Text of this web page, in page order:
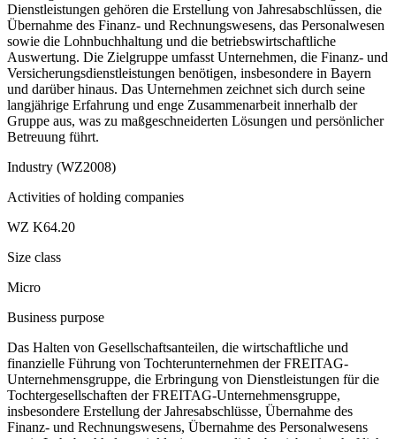
Dienstleistungen gehören die Erstellung von Jahresabschlüssen, die
Übernahme des Finanz- und Rechnungswesens, das Personalwesen
sowie die Lohnbuchhaltung und die betriebswirtschaftliche
Auswertung. Die Zielgruppe umfasst Unternehmen, die Finanz- und
Versicherungsdienstleistungen benötigen, insbesondere in Bayern
und darüber hinaus. Das Unternehmen zeichnet sich durch seine
langjährige Erfahrung und enge Zusammenarbeit innerhalb der
Gruppe aus, was zu maßgeschneiderten Lösungen und persönlicher
Betreuung führt.
Industry (WZ2008)
Activities of holding companies
WZ K64.20
Size class
Micro
Business purpose
Das Halten von Gesellschaftsanteilen, die wirtschaftliche und
finanzielle Führung von Tochterunternehmen der FREITAG-
Unternehmensgruppe, die Erbringung von Dienstleistungen für die
Tochtergesellschaften der FREITAG-Unternehmensgruppe,
insbesondere Erstellung der Jahresabschlüsse, Übernahme des
Finanz- und Rechnungswesens, Übernahme des Personalwesens